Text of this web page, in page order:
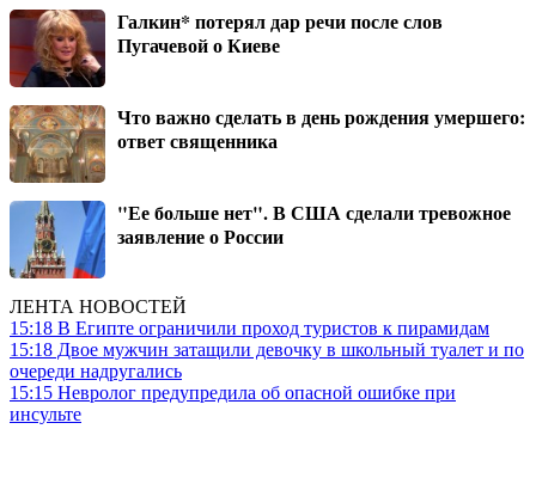
Галкин* потерял дар речи после слов
Пугачевой о Киеве
Что важно сделать в день рождения умершего:
ответ священника
"Ее больше нет". В США сделали тревожное
заявление о России
ЛЕНТА НОВОСТЕЙ
15:18 В Египте ограничили проход туристов к пирамидам
15:18 Двое мужчин затащили девочку в школьный туалет и по
очереди надругались
15:15 Невролог предупредила об опасной ошибке при
инсульте